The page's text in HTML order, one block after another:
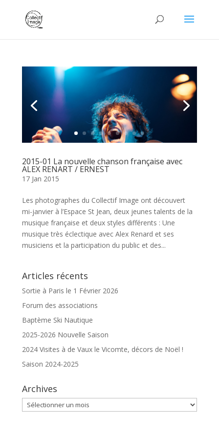
2015-01 La nouvelle chanson française avec
ALEX RENART / ERNEST
17 Jan 2015
Les photographes du Collectif Image ont découvert
mi-janvier à l’Espace St Jean, deux jeunes talents de la
musique française et deux styles différents : Une
musique très éclectique avec Alex Renard et ses
musiciens et la participation du public et des...
Articles récents
Sortie à Paris le 1 Février 2026
Forum des associations
Baptème Ski Nautique
2025-2026 Nouvelle Saison
2024 Visites à de Vaux le Vicomte, décors de Noël !
Saison 2024-2025
Archives
Archives